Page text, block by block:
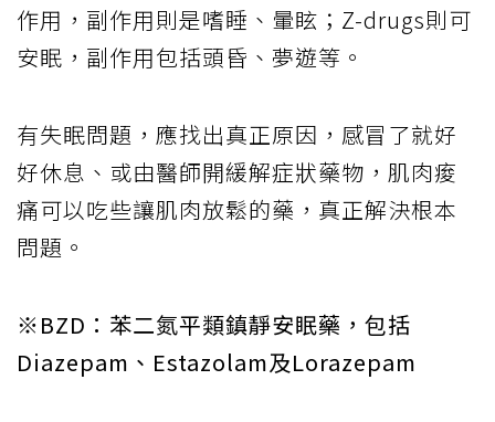
作用，副作用則是嗜睡、暈眩；Z-drugs則可
安眠，副作用包括頭昏、夢遊等。
有失眠問題，應找出真正原因，感冒了就好
好休息、或由醫師開緩解症狀藥物，肌肉痠
痛可以吃些讓肌肉放鬆的藥，真正解決根本
問題。
※BZD：苯二氮平類鎮靜安眠藥，包括
Diazepam、Estazolam及Lorazepam